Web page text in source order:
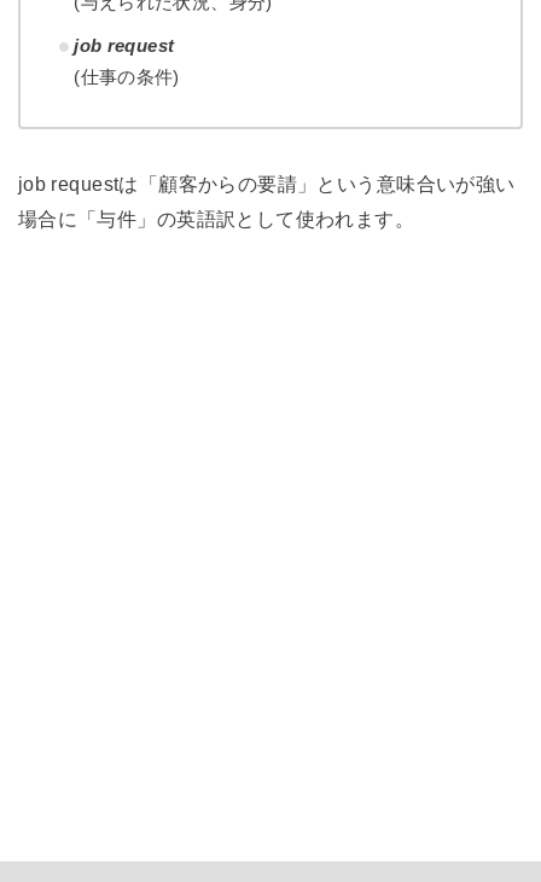
job request
(仕事の条件)
job requestは「顧客からの要請」という意味合いが強い
場合に「与件」の英語訳として使われます。